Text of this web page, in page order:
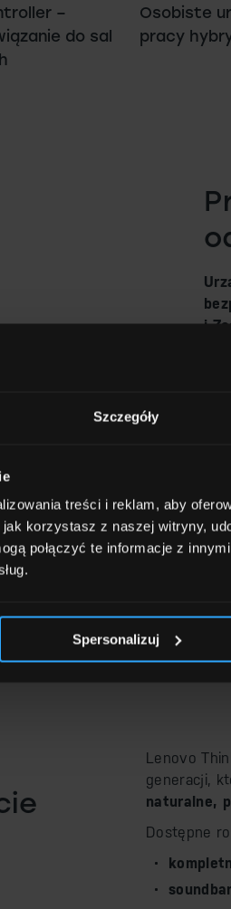
Szczegóły
treści i reklam, aby
korzystasz z naszej witryny,
połączyć te informacje z
Spersonalizuj
–
do sal
Osobiste
pracy
i
w
Lenovo
generacji,
naturalne,
Dostępne